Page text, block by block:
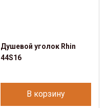
Душевой уголок Rhin
44S16
В корзину